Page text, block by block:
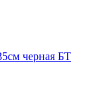
черная БТ